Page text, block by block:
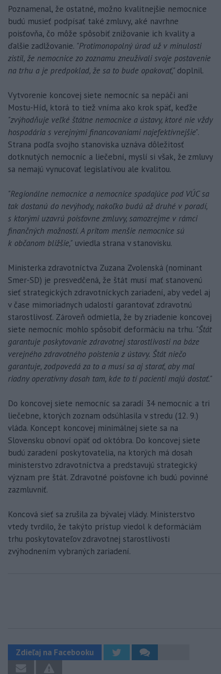
Poznamenal, že ostatné, možno kvalitnejšie nemocnice
budú musieť podpísať také zmluvy, aké navrhne
poisťovňa, čo môže spôsobiť znižovanie ich kvality a
ďalšie zadlžovanie. "Protimonopolný úrad už v minulosti
zistil, že nemocnice zo zoznamu zneužívali svoje postavenie
na trhu a je predpoklad, že sa to bude opakovať," doplnil.
Vytvorenie koncovej siete nemocníc sa nepáči ani
Mostu-Híd, ktorá to tiež vníma ako krok späť, keďže
"zvýhodňuje veľké štátne nemocnice a ústavy, ktoré nie vždy
hospodária s verejnými financovaniami najefektívnejšie".
Strana podľa svojho stanoviska uznáva dôležitosť
dotknutých nemocníc a liečební, myslí si však, že zmluvy
sa nemajú vynucovať legislatívou ale kvalitou.
"Regionálne nemocnice a nemocnice spadajúce pod VÚC sa
tak dostanú do nevýhody, nakoľko budú až druhé v poradí,
s ktorými uzavrú poisťovne zmluvy, samozrejme v rámci
finančných možností. A pritom menšie nemocnice sú
k občanom bližšie," uviedla strana v stanovisku.
Ministerka zdravotníctva Zuzana Zvolenská (nominant
Smer-SD) je presvedčená, že štát musí mať stanovenú
sieť strategických zdravotníckych zariadení, aby vedel aj
v čase mimoriadnych udalostí garantovať zdravotnú
starostlivosť. Zároveň odmietla, že by zriadenie koncovej
siete nemocníc mohlo spôsobiť deformáciu na trhu. "Štát
garantuje poskytovanie zdravotnej starostlivosti na báze
verejného zdravotného poistenia z ústavy. Štát niečo
garantuje, zodpovedá za to a musí sa aj starať, aby mal
riadny operatívny dosah tam, kde to tí pacienti majú dostať."
Do koncovej siete nemocníc sa zaradí 34 nemocníc a tri
liečebne, ktorých zoznam odsúhlasila v stredu (12. 9.)
vláda. Koncept koncovej minimálnej siete sa na
Slovensku obnoví opäť od októbra. Do koncovej siete
budú zaradení poskytovatelia, na ktorých má dosah
ministerstvo zdravotníctva a predstavujú strategický
význam pre štát. Zdravotné poisťovne ich budú povinné
zazmluvniť.
Koncová sieť sa zrušila za bývalej vlády. Ministerstvo
vtedy tvrdilo, že takýto prístup viedol k deformáciám
trhu poskytovateľov zdravotnej starostlivosti
zvýhodnením vybraných zariadení.
Zdieľaj na Facebooku